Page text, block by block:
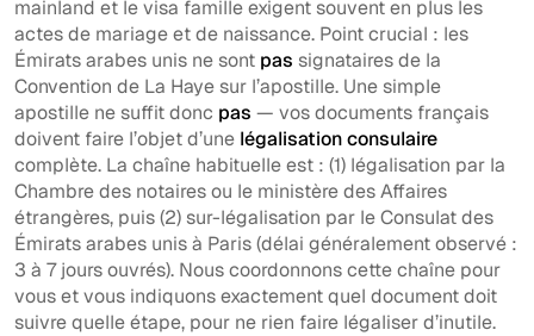
mainland et le visa famille exigent souvent en plus les
actes de mariage et de naissance. Point crucial : les
Émirats arabes unis ne sont pas signataires de la
Convention de La Haye sur l’apostille. Une simple
apostille ne suffit donc pas — vos documents français
doivent faire l’objet d’une légalisation consulaire
complète. La chaîne habituelle est : (1) légalisation par la
Chambre des notaires ou le ministère des Affaires
étrangères, puis (2) sur-légalisation par le Consulat des
Émirats arabes unis à Paris (délai généralement observé :
3 à 7 jours ouvrés). Nous coordonnons cette chaîne pour
vous et vous indiquons exactement quel document doit
suivre quelle étape, pour ne rien faire légaliser d’inutile.